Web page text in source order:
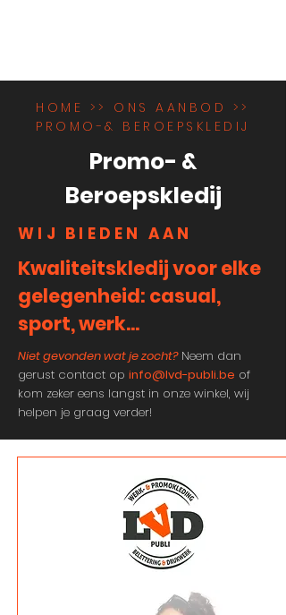
HOME >> ONS AANBOD >>
PROMO-& BEROEPSKLEDIJ
Promo- &
Beroepskledij
WIJ BIEDEN AAN
Kwaliteitskledij voor elke
gelegenheid: casual,
sport, werk...
Niet gevonden wat je zocht? Neem dan
gerust contact op info@lvd-publi.be of
kom zeker eens langst in onze winkel, wij
helpen je graag verder!